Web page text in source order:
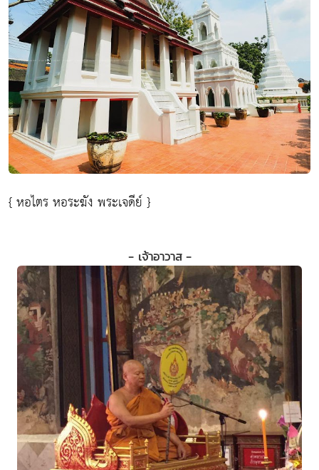
{ หอไตร หอระฆัง พระเจดีย์ }
- เจ้าอาวาส -